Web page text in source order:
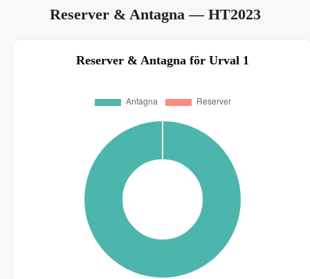
Reserver & Antagna— HT2023
Reserver & Antagna för Urval 1